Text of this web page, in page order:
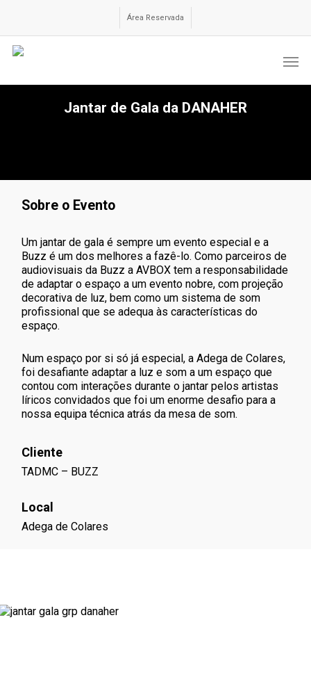
main
content
Área Reservada
Jantar de Gala da DANAHER
Sobre o Evento
Um jantar de gala é sempre um evento especial e a
Buzz é um dos melhores a fazê-lo. Comoparceiros de
audiovisuais da Buzz a AVBOX tem a responsabilidade
de adaptar o espaço a um evento nobre, com projeção
decorativa de luz, bem como um sistema de som
profissional que se adequa às características do
espaço.
Num espaço por si só já especial, a Adega de Colares,
foi desafiante adaptar a luz e som a um espaço que
contou com interações durante o jantar pelos artistas
líricos convidados que foi um enorme desafio para a
nossa equipa técnica atrás da mesa de som.
Cliente
TADMC – BUZZ
Local
Adega de Colares